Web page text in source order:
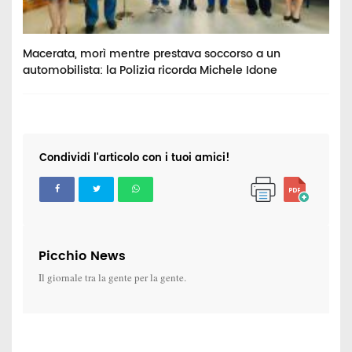
Macerata, morì mentre prestava soccorso a un
automobilista: la Polizia ricorda Michele Idone
Condividi l'articolo con i tuoi amici!
Picchio News
Il giornale tra la gente per la gente.